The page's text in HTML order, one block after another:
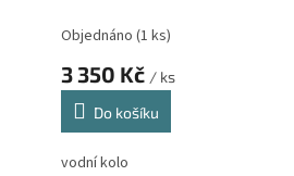
Objednáno (1 ks)
3 350 Kč / ks
Do košíku
vodní kolo